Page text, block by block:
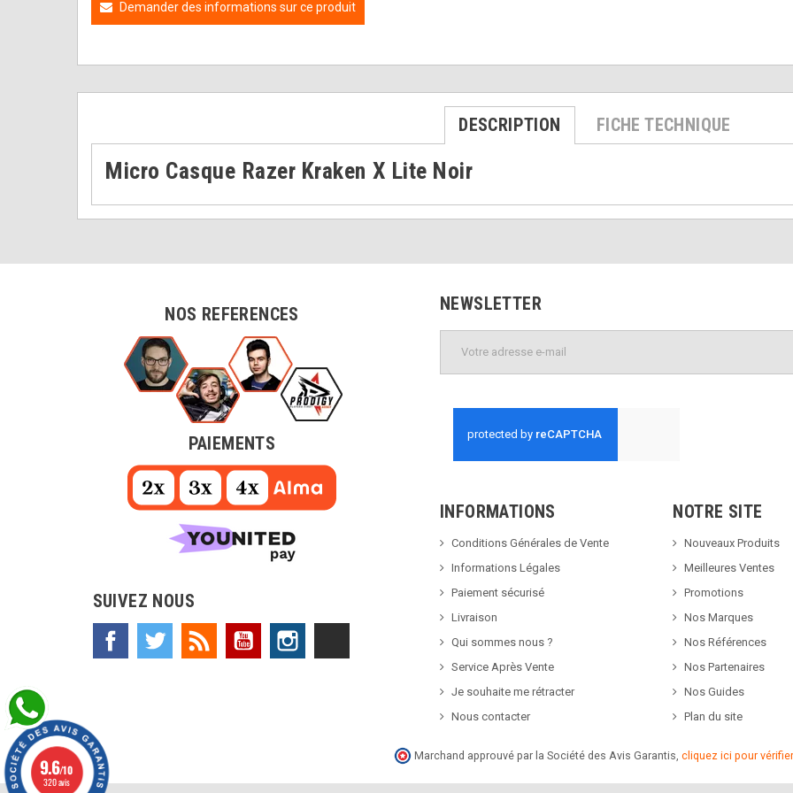
Demander des informations sur ce produit
DESCRIPTION FICHE TECHNIQUE
Micro Casque Razer Kraken X Lite Noir
NOS REFERENCES
PAIEMENTS
SUIVEZ NOUS
Facebook Twitter Rss YouTube
NEWSLETTER
INFORMATIONS
Conditions Générales de Vente
Informations Légales
Paiement sécurisé
Livraison
Qui sommes nous ?
Service Après Vente
Je souhaite me rétracter
Nous contacter
NOTRE SITE
Nouveaux Produits
Meilleures Ventes
Promotions
Nos Marques
Nos Références
Nos Partenaires
Nos Guides
Plan du site
Marchand approuvé par la Société des Avis Garantis, cliquez ici pour vérifier
9.6/10
320 avis